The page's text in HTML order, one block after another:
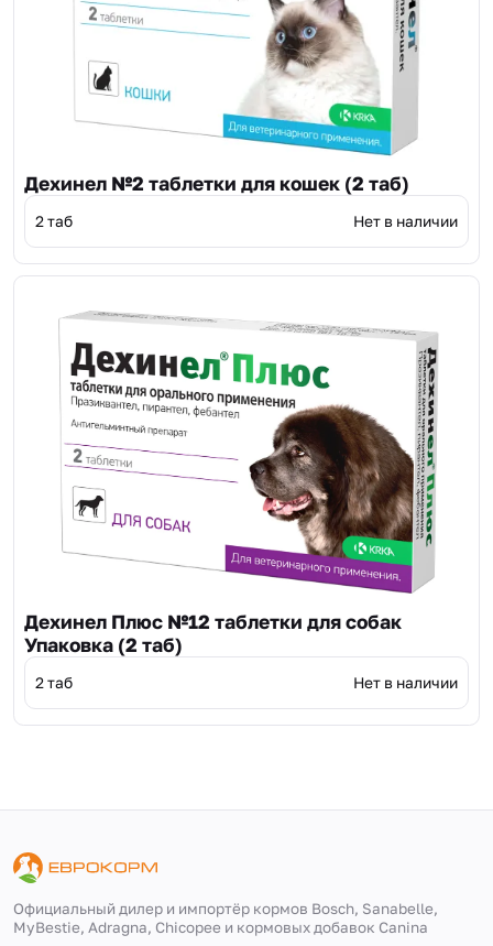
Дехинел №2 таблетки для кошек (2 таб)
2 таб Нет в наличии
Дехинел Плюс №12 таблетки для собак
Упаковка (2 таб)
2 таб Нет в наличии
Официальный дилер и импортёр кормов Bosch, Sanabelle,
MyBestie, Adragna, Сhicopee и кормовых добавок Canina